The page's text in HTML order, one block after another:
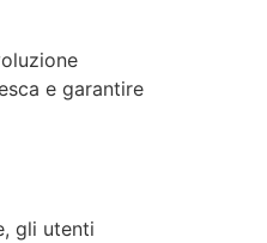
e garantire
gli utenti